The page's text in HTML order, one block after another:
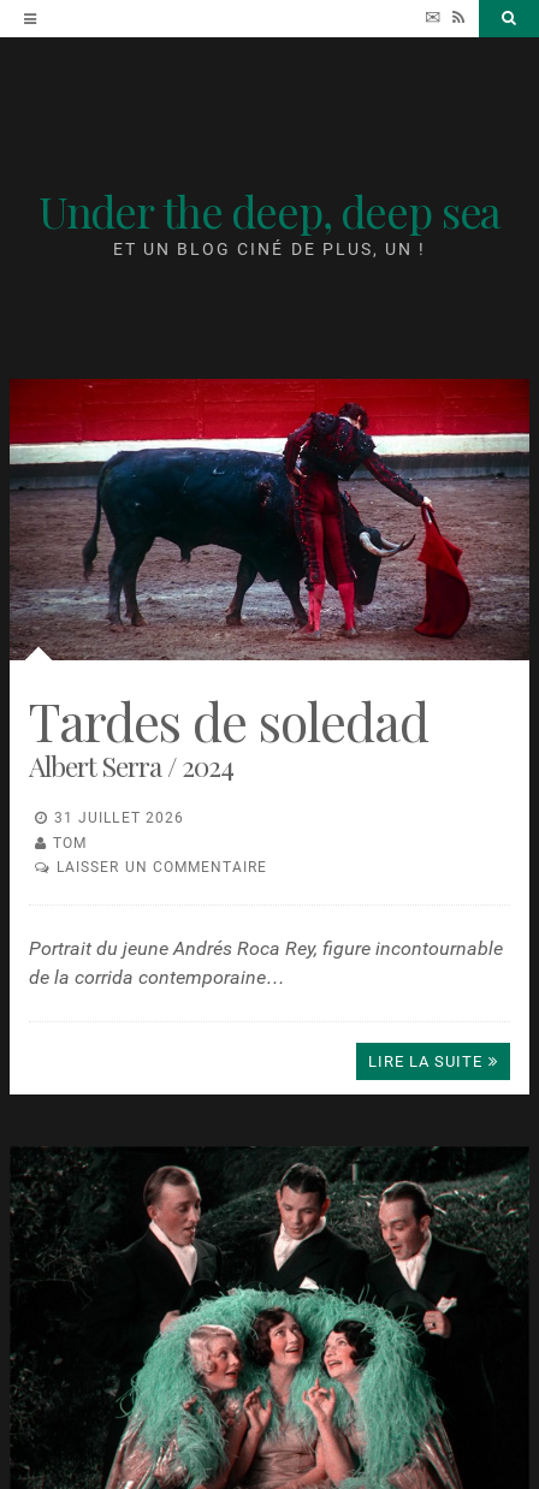
Accéder
au
✉ RSS
Under the deep, deep sea
ET UN BLOG CINÉ DE PLUS, UN !
Tardes de soledad
Albert Serra / 2024
31 JUILLET 2026
TOM
LAISSER UN COMMENTAIRE
Portrait du jeune Andrés Roca Rey, figure incontournable
de la corrida contemporaine…
LIRE LA SUITE